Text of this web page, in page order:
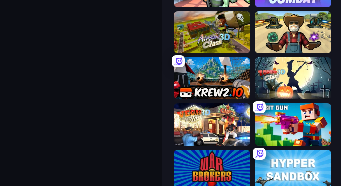
Bank Robbery Crazy Combat
Airport Clash 3D Guns and Magic
Krew.io Zombie Clash 3D: Halloween
Vegas Clash 3D Bit Gun.io